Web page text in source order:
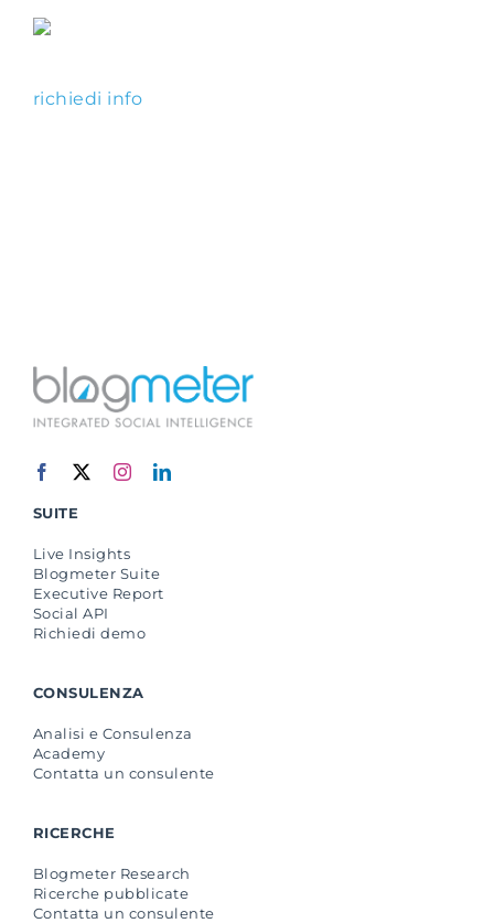
richiedi info
SUITE
Live Insights
Blogmeter Suite
Executive Report
Social API
Richiedi demo
CONSULENZA
Analisi e Consulenza
Academy
Contatta un consulente
RICERCHE
Blogmeter Research
Ricerche pubblicate
Contatta un consulente